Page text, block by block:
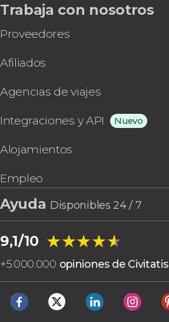
Trabaja con nosotros
Proveedores
Afiliados
Agencias de viajes
Integraciones y API Nuevo
Alojamientos
Empleo
Ayuda Disponibles 24 / 7
9,1/10 ★★★★★
★★★★★
+5.000.000 opiniones de Civitatis